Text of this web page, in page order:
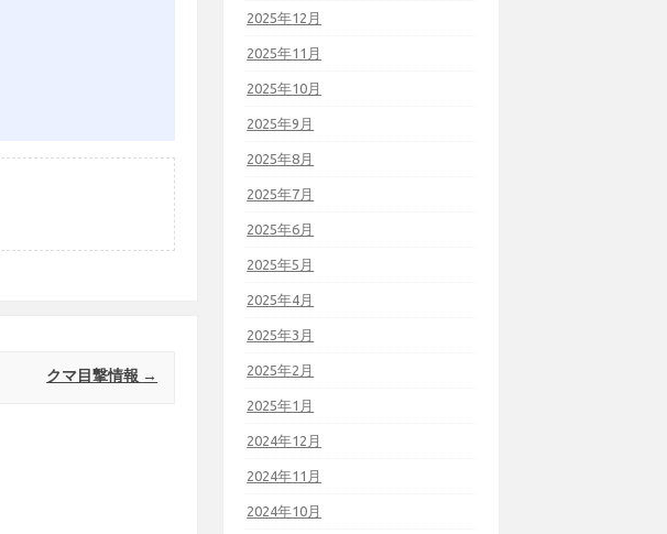
クマ目撃情報 →
2025年12月
2025年11月
2025年10月
2025年9月
2025年8月
2025年7月
2025年6月
2025年5月
2025年4月
2025年3月
2025年2月
2025年1月
2024年12月
2024年11月
2024年10月